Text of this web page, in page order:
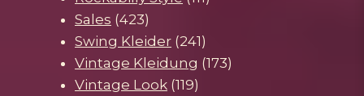
Sales 423423
Produkte
Swing Kleider 241241
Produkte
Vintage Kleidung 173173
Vintage Look 119119